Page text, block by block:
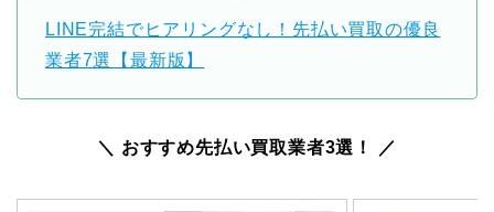
LINE完結でヒアリングなし！先払い買取の優良
業者7選【最新版】
＼ おすすめ先払い買取業者3選！ ／